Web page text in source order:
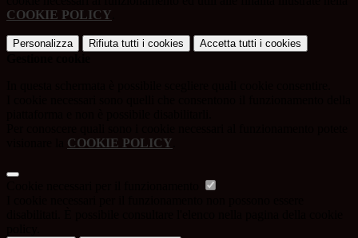
COOKIE POLICY
Personalizza Rifiuta tutti i cookies Accetta tutti i cookies
COOKIE POLICY